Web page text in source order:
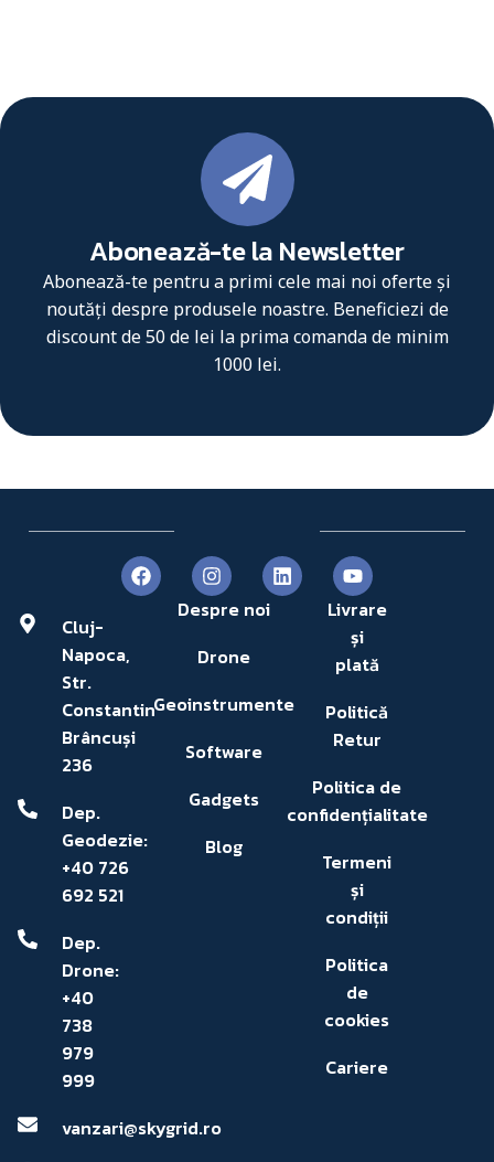
Abonează-te la Newsletter
Abonează-te pentru a primi cele mai noi oferte și
noutăți despre produsele noastre. Beneficiezi de
discount de 50 de lei la prima comanda de minim
1000 lei.
Cluj-
Napoca,
Str.
Constantin
Brâncuși
236
Dep.
Geodezie:
+40 726
692 521
Dep.
Drone:
+40
738
979
999
vanzari@skygrid.ro
Despre noi
Drone
Geoinstrumente
Software
Gadgets
Blog
Livrare
și
plată
Politică
Retur
Politica de
confidențialitate
Termeni
și
condiții
Politica
de
cookies
Cariere